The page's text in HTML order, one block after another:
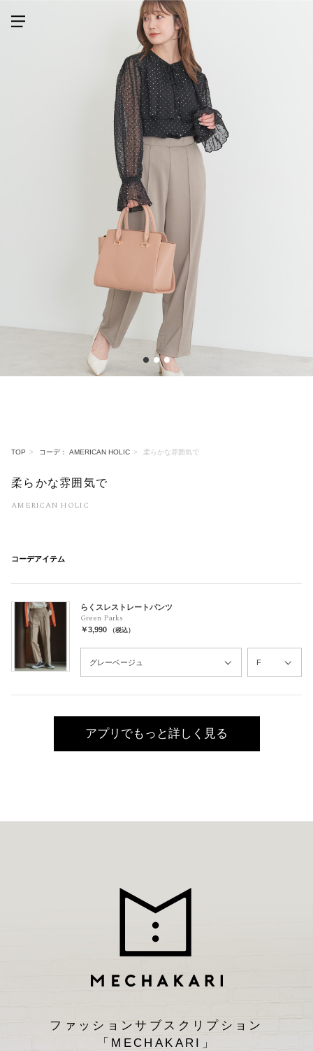
TOP コーデ： AMERICAN HOLIC 柔らかな雰囲気で
柔らかな雰囲気で
AMERICAN HOLIC
コーデアイテム
らくスレストレートパンツ
Green Parks
￥3,990 （税込）
アプリでもっと詳しく見る
1 2 3
ファッションサブスクリプション
「MECHAKARI」